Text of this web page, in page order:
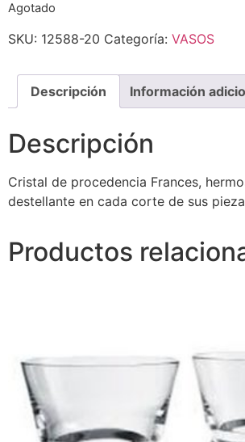
Agotado
SKU: 12588-20 Categoría: VASOS
Descripción Información
Descripción
Cristal de procedencia Frances,
destellante en cada corte de sus
Productos